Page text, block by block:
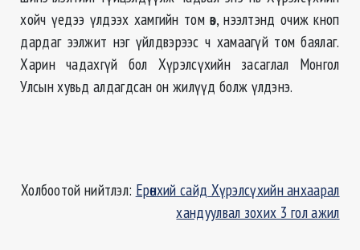
хойч үедээ үлдээх хамгийн том өв, нээлтэнд очиж кноп
дардаг ээлжит нэг үйлдвэрээс ч хамаагүй том баялаг.
Харин чадахгүй бол Хүрэлсүхийн засаглал Монгол
Улсын хувьд алдагдсан он жилүүд болж үлдэнэ.
Холбоотой нийтлэл: Ерөнхий сайд Хүрэлсүхийн анхаарал
хандуулвал зохих 3 гол ажил